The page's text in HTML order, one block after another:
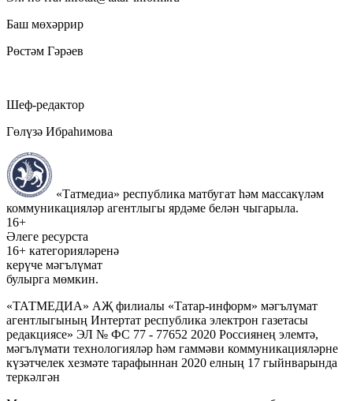
Баш мөхәррир
Рөстәм Гәрәев
Шеф-редактор
Гөлүзә Ибраһимова
«Татмедиа» республика матбугат һәм массакүләм
коммуникацияләр агентлыгы ярдәме белән чыгарыла.
16+
Әлеге ресурста
16+ категорияләренә
керүче мәгълүмат
булырга мөмкин.
«ТАТМЕДИА» АҖ филиалы «Татар-информ» мәгълүмат
агентлыгының Интертат республика электрон газетасы
редакциясе» ЭЛ № ФС 77 - 77652 2020 Россиянең элемтә,
мәгълүмати технологияләр һәм гаммәви коммуникацияләрне
күзәтчелек хезмәте тарафыннан 2020 елның 17 гыйнварында
теркәлгән